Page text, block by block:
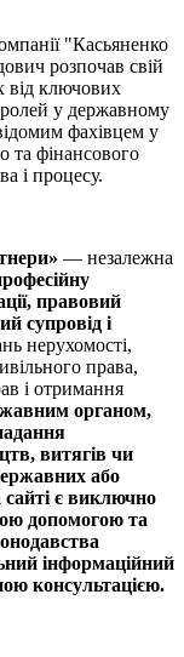
"Касьяненко
розпочав свій
від ключових
у державному
фахівцем у
та фінансового
і процесу.
— незалежна
правовий
супровід і
нерухомості,
права,
і отримання
органом,
витягів чи
або
сайті є виключно
допомогою та
інформаційний
консультацією.